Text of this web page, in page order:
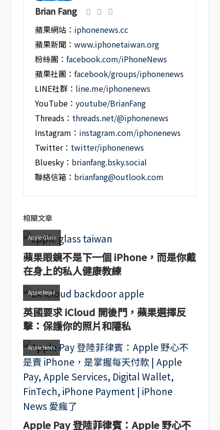
Brian Fang
蘋果網站： iphonenews.cc
蘋果新聞：www.iphonetaiwan.org
粉絲團：facebook.com/iPhoneNews
蘋果社團：facebook/groups/iphonenews
LINE社群： line.me/iphonenews
YouTube：youtube/BrianFang
Threads： threads.net/@iphonenews
Instagram： instagram.com/iphonenews
Twitter： twitter/iphonenews
Bluesky： brianfang.bsky.social
聯絡信箱： brianfang@outlook.com
相關文章
Apple Glass
蘋果眼鏡不是下一個 iPhone，而是你戴
在身上的私人健康教練
Apple News
英國要求 iCloud 開後門，蘋果選擇反
擊：保護你的照片和隱私
Apple News
Apple Pay 登陸菲律賓：Apple 野心不